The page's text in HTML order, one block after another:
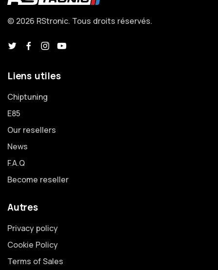
© 2026 RStronic. Tous droits réservés.
Liens utiles
Chiptuning
E85
Our resellers
News
F.A.Q
Become reseller
Autres
Privacy policy
Cookie Policy
Terms of Sales